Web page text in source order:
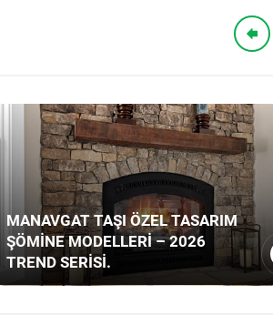
MANAVGAT TAŞI ÖZEL TASARIM
ŞÖMINE MODELLERI – 2026
TREND SERISI.